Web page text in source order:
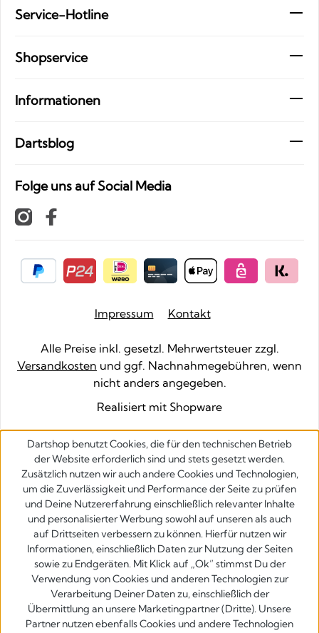
Service-Hotline
Shopservice
Informationen
Dartsblog
Folge uns auf Social Media
Impressum Kontakt
Alle Preise inkl. gesetzl. Mehrwertsteuer zzgl.
Versandkosten und ggf. Nachnahmegebühren, wenn
nicht anders angegeben.
Realisiert mit Shopware
Dartshop benutzt Cookies, die für den technischen Betrieb
der Website erforderlich sind und stets gesetzt werden.
Zusätzlich nutzen wir auch andere Cookies und Technologien,
um die Zuverlässigkeit und Performance der Seite zu prüfen
und Deine Nutzererfahrung einschließlich relevanter Inhalte
und personalisierter Werbung sowohl auf unseren als auch
auf Drittseiten verbessern zu können. Hierfür nutzen wir
Informationen, einschließlich Daten zur Nutzung der Seiten
sowie zu Endgeräten. Mit Klick auf „Ok” stimmst Du der
Verwendung von Cookies und anderen Technologien zur
Verarbeitung Deiner Daten zu, einschließlich der
Übermittlung an unsere Marketingpartner (Dritte). Unsere
Partner nutzen ebenfalls Cookies und andere Technologien